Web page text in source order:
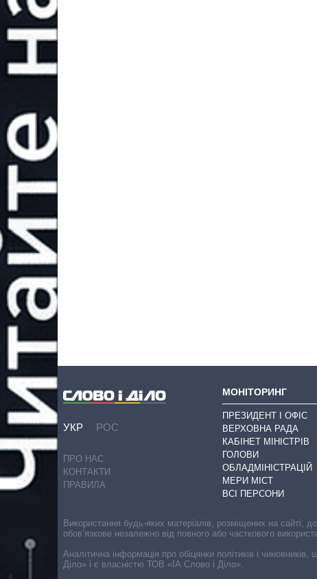
УКР РОС
ПРО НАС
КОНТАКТИ
ПРАВИЛА
МОНІТОРИНГ
ПРЕЗИДЕНТ І ОФІС
ВЕРХОВНА РАДА
КАБІНЕТ МІНІСТРІВ
ГОЛОВИ
ОБЛАДМІНІСТРАЦІЙ
МЕРИ МІСТ
ВСІ ПЕРСОНИ
Використання будь-яких матеріалів, розміщених на сайті,
обов’язкове незалежно від повного або часткового
Аналітична інформація про обіцянки політиків і
Діло» і є власністю ТОВ «ІА Слово і Діло».